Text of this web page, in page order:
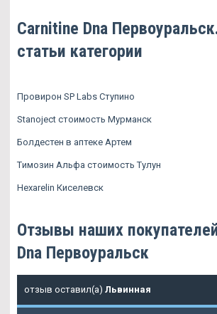
Carnitine Dna
статьи категории
Провирон SP Labs Ступино
Stanoject стоимость Мурманск
Болдестен в аптеке Артем
Tимозин Альфа стоимость Тулун
Hexarelin Киселевск
Отзывы наших
Dna Первоуральск
отзыв оставил(а) Львинная